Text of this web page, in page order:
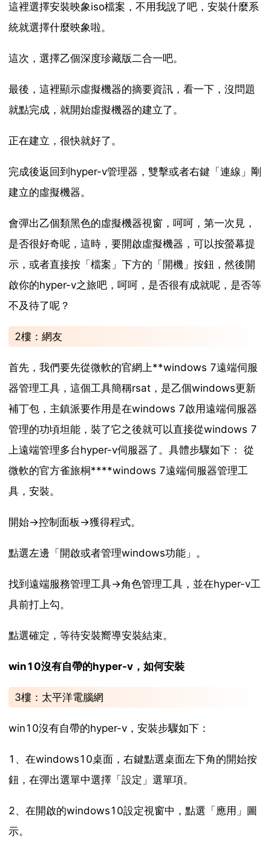
這裡選擇安裝映象iso檔案，不用我說了吧，安裝什麼系
統就選擇什麼映象啦。
這次，選擇乙個深度珍藏版二合一吧。
最後，這裡顯示虛擬機器的摘要資訊，看一下，沒問題
就點完成，就開始虛擬機器的建立了。
正在建立，很快就好了。
完成後返回到hyper-v管理器，雙擊或者右鍵「連線」剛
建立的虛擬機器。
會彈出乙個類黑色的虛擬機器視窗，呵呵，第一次見，
是否很好奇呢，這時，要開啟虛擬機器，可以按螢幕提
示，或者直接按「檔案」下方的「開機」按鈕，然後開
啟你的hyper-v之旅吧，呵呵，是否很有成就呢，是否等
不及待了呢？
2樓：網友
首先，我們要先從微軟的官網上**windows 7遠端伺服
器管理工具，這個工具簡稱rsat，是乙個windows更新
補丁包，主鎮派要作用是在windows 7啟用遠端伺服器
管理的功頃坦能，裝了它之後就可以直接從windows 7
上遠端管理多台hyper-v伺服器了。具體步驟如下： 從
微軟的官方雀旅桐****windows 7遠端伺服器管理工
具，安裝。
開始->控制面板->獲得程式。
點選左邊「開啟或者管理windows功能」。
找到遠端服務管理工具->角色管理工具，並在hyper-v工
具前打上勾。
點選確定，等待安裝嚮導安裝結束。
win10沒有自帶的hyper-v，如何安裝
3樓：太平洋電腦網
win10沒有自帶的hyper-v，安裝步驟如下：
1、在windows10桌面，右鍵點選桌面左下角的開始按
鈕，在彈出選單中選擇「設定」選單項。
2、在開啟的windows10設定視窗中，點選「應用」圖
示。